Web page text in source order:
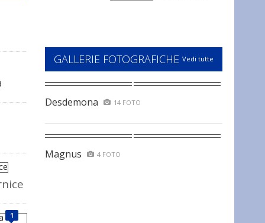
1
GALLERIE FOTOGRAFICHE Vedi tutte
Desdemona 14 FOTO
Magnus 4 FOTO